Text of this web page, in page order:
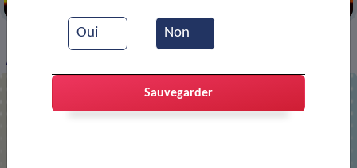
VIE MUNICIPALE > Ressources documentaires
Affiche : Je verrai toujours vos visages
Oui Non
Sauvegarder